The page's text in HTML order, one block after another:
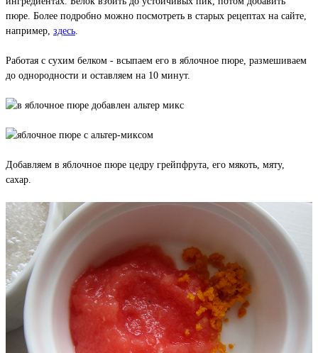
пюре. Более подробно можно посмотреть в старых рецептах на сайте,
например, здесь.
Работая с сухим белком - всыпаем его в яблочное пюре, размешиваем
до однородности и оставляем на 10 минут.
Добавляем в яблочное пюре цедру грейпфрута, его мякоть, мяту,
сахар.